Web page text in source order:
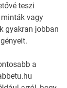
teszi
vagy
gyakran jobban
a